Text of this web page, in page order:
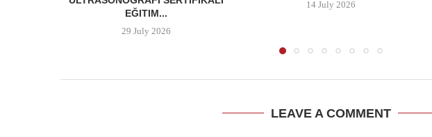
EĞITIM...
29 July 2026
14 July 2026
LEAVE A COMMENT